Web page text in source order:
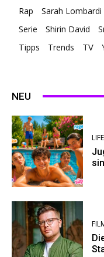
Rap
Sarah Lombardi
Serie
Shirin David
Tipps
Trends TV
NEU